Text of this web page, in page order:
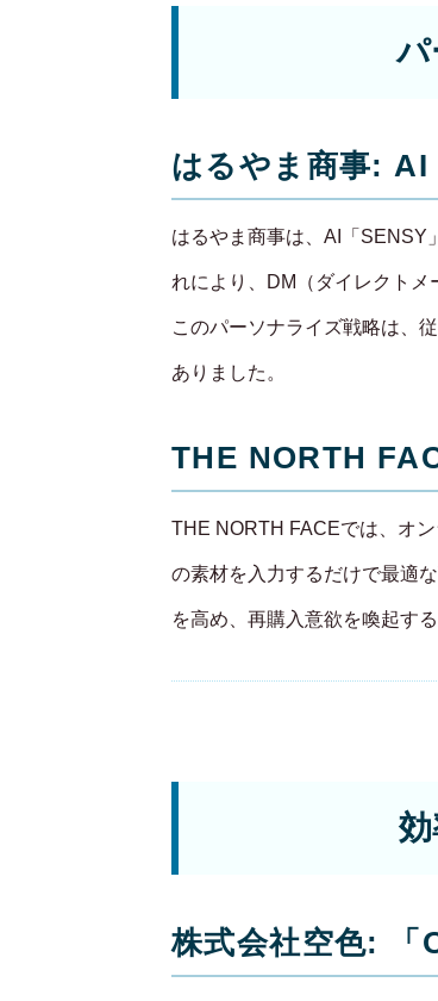
パ
はるやま商事: AI
はるやま商事は、AI「SENSY
れにより、DM（ダイレクトメ
このパーソナライズ戦略は、
ありました。
THE NORTH
THE NORTH FACEでは、オ
の素材を入力するだけで最適
を高め、再購入意欲を喚起す
株式会社空色: 「